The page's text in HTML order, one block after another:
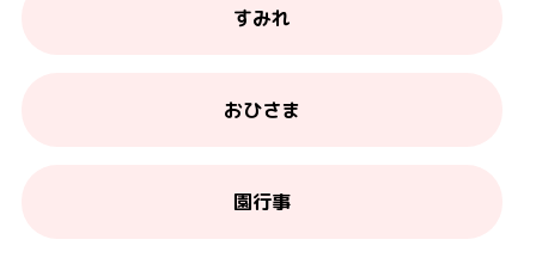
すみれ
おひさま
園行事